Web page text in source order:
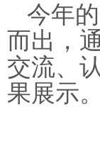
今年
而出，
交流、
果展示。